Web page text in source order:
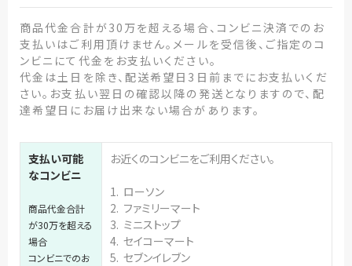
商品代金合計が30万を超える場合、コンビニ決済でのお
支払いはご利用頂けません。メールを受信後、ご指定のコ
ンビニにて代金をお支払いください。
代金は土日を除き、配送希望日3日前までにお支払いくだ
さい。お支払い翌日の確認以降の発送となりますので、配
達希望日にお届け出来ない場合があります。
支払い可能
なコンビニ
商品代金合計
が30万を超える
場合
コンビニでのお
お近くのコンビニをご利用ください。
1. ローソン
2. ファミリーマート
3. ミニストップ
4. セイコーマート
5. セブンイレブン